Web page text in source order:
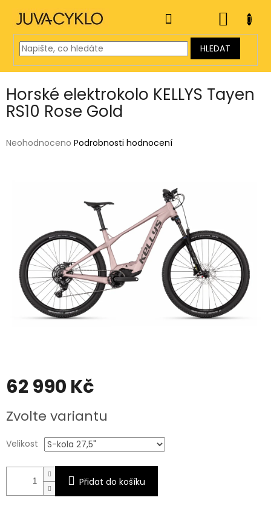
obsah
HLEDAT
KOŠÍK
Horské elektrokolo KELLYS Tayen
RS10 Rose Gold
Průměrné
Neohodnoceno Podrobnosti hodnocení
62 990 Kč
cena:
Zvolte variantu
Velikost
Přidat do košíku